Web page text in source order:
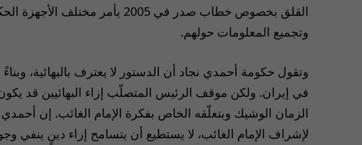
القلق بخصوص خطاب صدر في 2005 يأمر
وتجميع المعلومات حولهم.
وتقول حكومة أحمدي نجاد أن الدستور لا يعترف بالبهائية، وبناءً
في إيران. ولكن موقف الرئيس المتصلّب إزاء البهائيين قد
الزمان الوشيك وبتعلّقه الخاص بفكرة الإمام الغائب. إن
لإشراف الإمام الغائب، لا يستطيع أن يتسامح إزاء دينٍ ينفي